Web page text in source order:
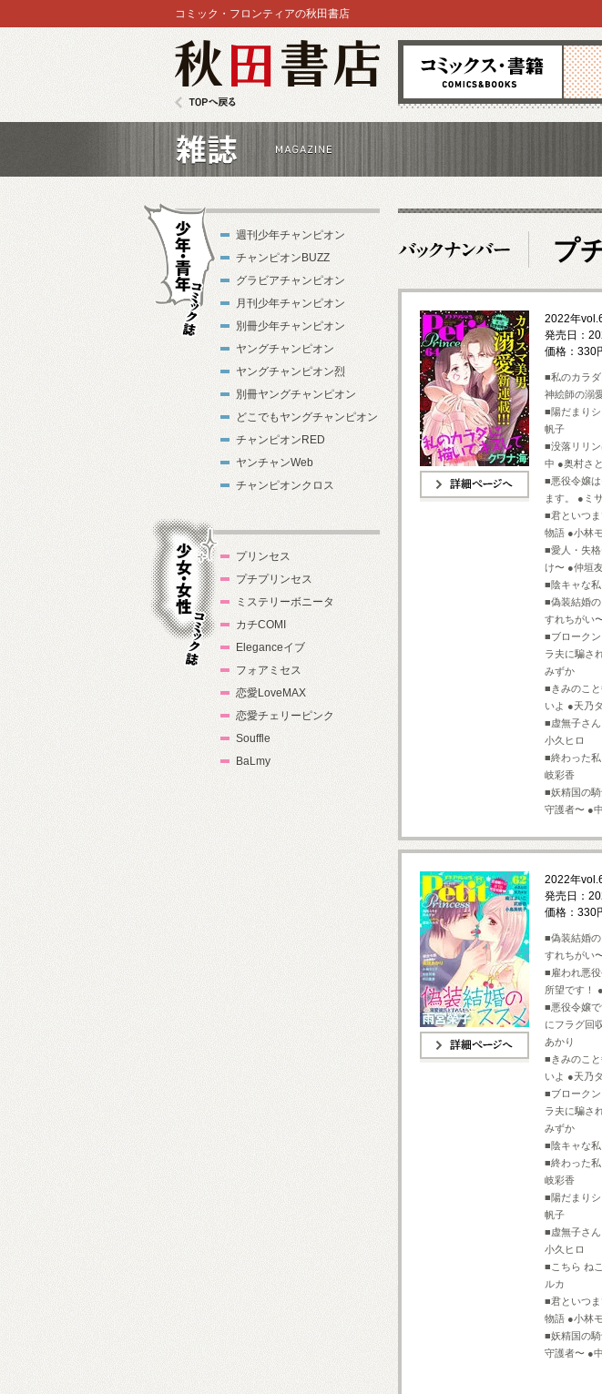
秋田書店
コミックス 雑誌
TOPへ戻る
コミック・フロンティアの秋田書店
プ
2022年
発売日：
価格：330
■私のカラ
神絵師の溺
■陽だまり
帆子
■没落リリ
中 ●奥村さ
■悪役令嬢
ます。 ●ミ
■君といつ
物語 ●小林
■愛人・失
け〜 ●仲垣
■陰キャな
■偽装結婚
すれちがい
■ブローク
ラ夫に騙さ
みずか
■きみのこ
いよ ●天乃
■虚無子さ
小久ヒロ
■終わった
岐彩香
■妖精国の
守護者〜 ●
2022年
発売日：
価格：330
■偽装結婚
すれちがい
■雇われ悪
所望です！
■悪役令嬢
にフラグ回
あかり
■きみのこ
いよ ●天乃
■ブローク
ラ夫に騙さ
みずか
■陰キャな
■終わった
岐彩香
■陽だまり
帆子
■虚無子さ
小久ヒロ
■こちら ね
ルカ
■君といつ
物語 ●小林
■妖精国の
守護者〜 ●
少年・青年コ
ミック誌
週刊少年チャンピオン
チャンピオンBUZZ
グラビアチャンピオン
月刊少年チャンピオン
別冊少年チャンピオン
ヤングチャンピオン
ヤングチャンピオン烈
別冊ヤングチャンピオン
どこでもヤングチャンピオン
チャンピオンRED
ヤンチャンWeb
チャンピオンクロス
プリンセス
プチプリンセス
ミステリーボニータ
カチCOMI
Eleganceイブ
フォアミセス
恋愛LoveMAX
恋愛チェリーピンク
Souffle
BaLmy